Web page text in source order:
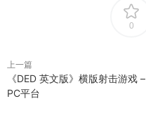
0
上一篇
《DED 英文版》横版射击游戏 –
PC平台